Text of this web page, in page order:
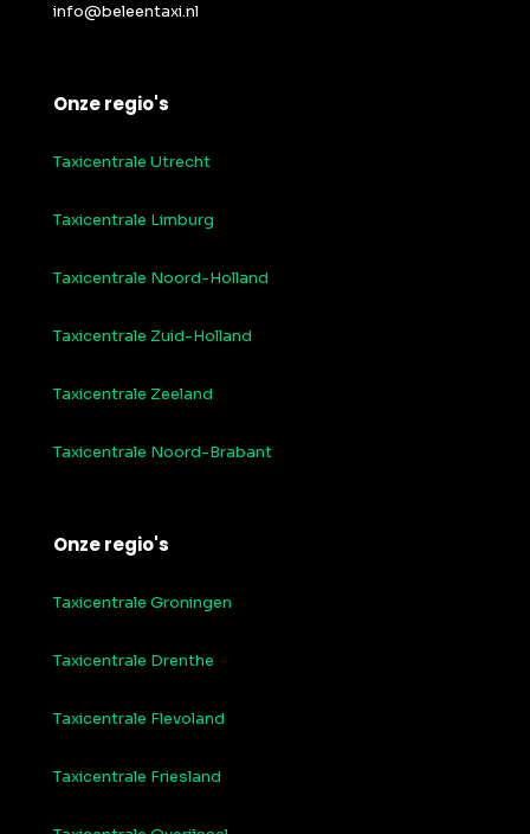
info@beleentaxi.nl
Onze regio's
Taxicentrale Utrecht
Taxicentrale Limburg
Taxicentrale Noord-Holland
Taxicentrale Zuid-Holland
Taxicentrale Zeeland
Taxicentrale Noord-Brabant
Onze regio's
Taxicentrale Groningen
Taxicentrale Drenthe
Taxicentrale Flevoland
Taxicentrale Friesland